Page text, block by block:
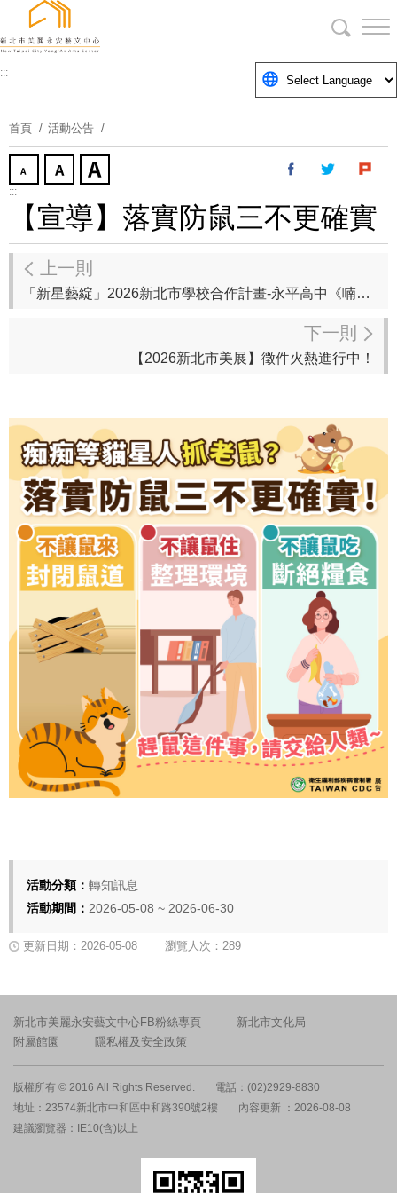
主
要
塊
:::
首頁 活動公告
:::
【宣導】落實防鼠三不更確實
上一則
「新星藝綻」2026新北市學校合作計畫-永平高中《喃喃自嶼》115/5/13-5/26
下一則
【2026新北市美展】徵件火熱進行中！
活動分類： 轉知訊息
活動期間： 2026-05-08 ~ 2026-06-30
更新日期：2026-05-08 瀏覽人次：289
新北市美麗永安藝文中心FB粉絲專頁
新北市文化局
附屬館園
隱私權及安全政策
版權所有 © 2016 All Rights Reserved.
電話：(02)2929-8830
地址：23574新北市中和區中和路390號2樓
內容更新 ：2026-08-08
建議瀏覽器：IE10(含)以上